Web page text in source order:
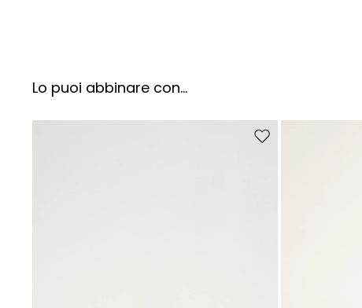
Lo puoi abbinare con...
Sposta nella wishlist